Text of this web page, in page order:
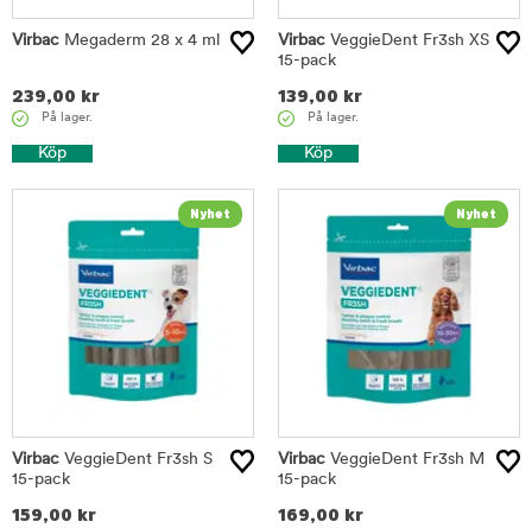
Virbac Megaderm 28 x 4 ml
239,00 kr
På lager.
Köp
Virbac VeggieDent Fr3sh XS
15-pack
139,00 kr
På lager.
Köp
Virbac VeggieDent Fr3sh S
15-pack
159,00 kr
Virbac VeggieDent Fr3sh M
15-pack
169,00 kr